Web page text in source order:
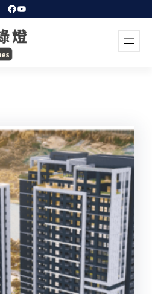
Facebook
YouTube